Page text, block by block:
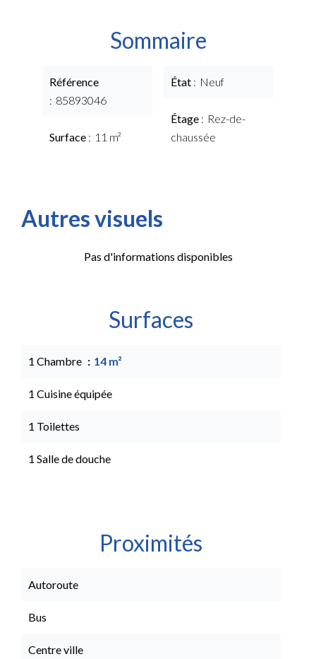
Sommaire
Référence
85893046
Surface 11 m²
État Neuf
Étage
Rez-de-
chaussée
Autres visuels
Pas d'informations disponibles
Surfaces
1 Chambre 14 m²
1 Cuisine équipée
1 Toilettes
1 Salle de douche
Proximités
Autoroute
Bus
Centre ville